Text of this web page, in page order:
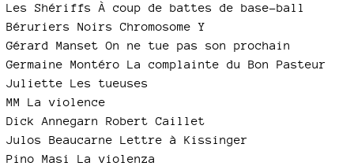
Les Shériffs À coup de battes de base-ball
Béruriers Noirs Chromosome Y
Gérard Manset On ne tue pas son prochain
Germaine Montéro La complainte du Bon Pasteur
Juliette Les tueuses
MM La violence
Dick Annegarn Robert Caillet
Julos Beaucarne Lettre à Kissinger
Pino Masi La violenza